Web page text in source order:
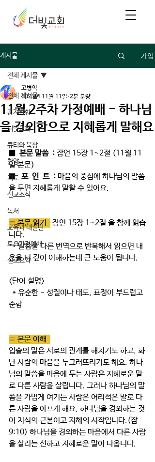
게시물 가입
전체 게시물
공지사항
더빛교회
큐티와 묵상
찬양
기도
선교소식
독서
교육과 테필린
토요가정예배
설교요약
전체 게시물
11월 2주차 가정예배 - 하나님
을 경외함으로 지혜롭게 말해요
고병익
2023년 11월 11일 2분 분량
■ 본문 말씀  : 잠언 15장 1~2절 (11월 11
일 본문)
■ 포  인  트  : 마음의 중심에 하나님의 말씀
을 두면 지혜롭게 말할 수 있어요.
≡ 본문 읽기
잠언 15장 1~2절 을 함께 읽습
니다.
  * 말씀을 다른 번역으로 반복해서 읽으면 내
용을 더 깊이 이해하는데 큰 도움이 됩니다.
<단어 설명>
순함
≡ 본문 이해
입술의 말은 서로의 관계를 해치기도 하고, 화
난 사람의 마음을 누그러뜨리기도 해요. 하나
님의 말씀을 마음에 두는 사람은 지혜로운 말
로 다른 사람을 살립니다. 그러나 하나님의 말
씀을 가볍게 여기는 사람은 어리석은 말로 다
른 사람을 아프게 해요. 하나님을 경외하는 것
이 지식의 근본이고 지혜의 시작입니다.(잠
9:10) 하나님을 경외하는 마음에서 다른 사람
을 살리는 선하고 지혜로운 말이 나옵니다.